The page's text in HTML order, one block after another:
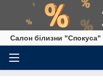
Салон білизни "Спокуса"